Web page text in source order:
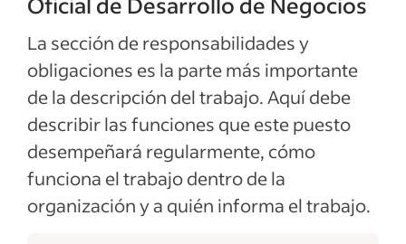
La sección de responsabilidades y
obligaciones es la parte más importante
de la descripción del trabajo. Aquí debe
describir las funciones que este puesto
desempeñará regularmente, cómo
funciona el trabajo dentro de la
organización y a quién informa el trabajo.